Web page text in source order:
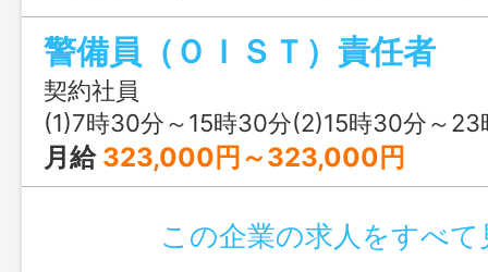
の勤怠管理・シフト作成・人員配置調整
発生時の初動対応及び報告〇業務日報・
認・必要書類の作成〇法令順守に基づく
プライアンス推進〇警備員指導教育責任
（新任教育・現任教育の計画立案及び実
警備、来訪者受付業務 など 変更範囲
警備員（ＯＩＳＴ）責任者
契約社員
(1)7時30分～15時30分(2)15時30分～23時30分(3)23時30分～7時30分
月給 323,000円～323,000円
この企業の求人をすべて